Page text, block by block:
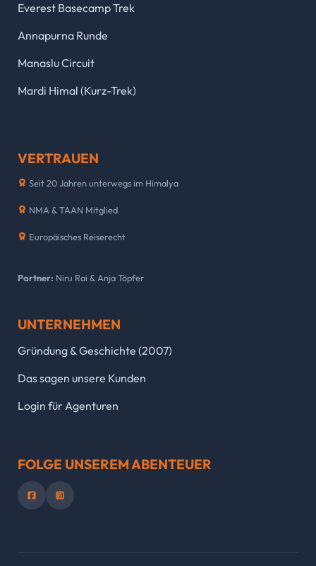
Everest Basecamp Trek
Annapurna Runde
Manaslu Circuit
Mardi Himal (Kurz-Trek)
VERTRAUEN
Seit 20 Jahren unterwegs im Himalya
NMA & TAAN Mitglied
Europäisches Reiserecht
Partner: Niru Rai & Anja Töpfer
UNTERNEHMEN
Gründung & Geschichte (2007)
Das sagen unsere Kunden
Login für Agenturen
FOLGE UNSEREM ABENTEUER